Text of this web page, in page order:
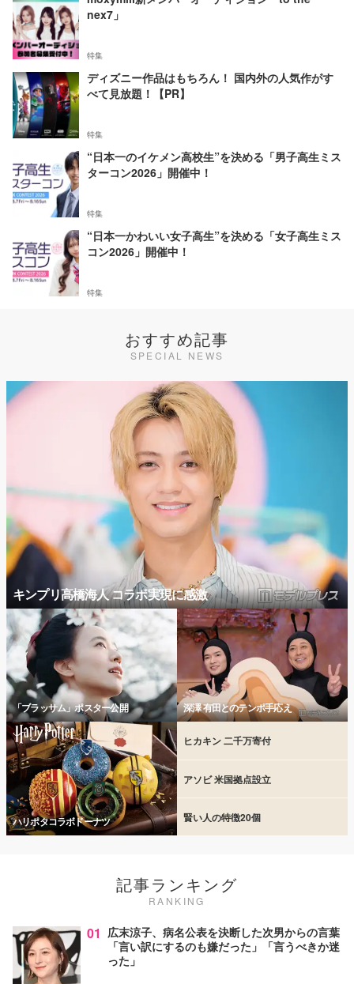
nex7」
特集
ディズニー作品はもちろん！ 国内外の人気作がす
べて見放題！【PR】
特集
“日本一のイケメン高校生”を決める「男子高生ミス
ターコン2026」開催中！
特集
“日本一かわいい女子高生”を決める「女子高生ミス
コン2026」開催中！
特集
おすすめ記事
SPECIAL NEWS
キンプリ高橋海人 コラボ実現に感激
「ブラッサム」ポスター公開 深澤 有田とのテンポ手応え
ハリポタコラボドーナツ
ヒカキン 二千万寄付
アソビ 米国拠点設立
賢い人の特徴20個
記事ランキング
RANKING
01 広末涼子、病名公表を決断した次男からの言葉
「言い訳にするのも嫌だった」「言うべきか迷
った」